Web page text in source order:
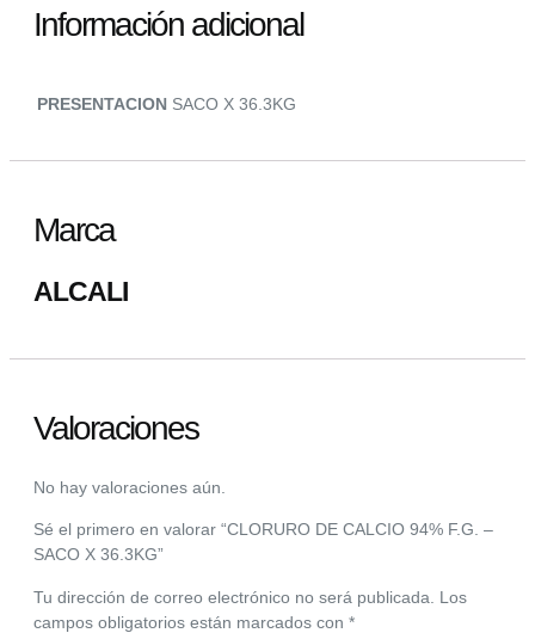
Información adicional
PRESENTACION SACO X 36.3KG
Marca
ALCALI
Valoraciones
No hay valoraciones aún.
Sé el primero en valorar “CLORURO DE CALCIO 94% F.G. –
SACO X 36.3KG”
Tu dirección de correo electrónico no será publicada.
Los
campos obligatorios están marcados con *